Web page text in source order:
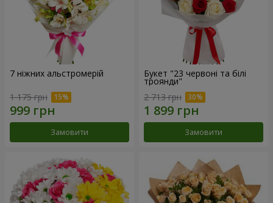
7 ніжних альстромерій
1 175 грн
Замовити
Букет "23 червоні та білі
троянди"
2 713 грн
Замовити